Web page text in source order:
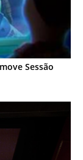
Sessão